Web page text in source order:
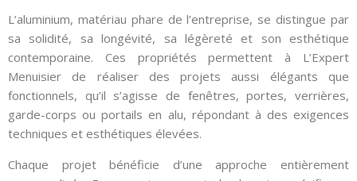
L’aluminium, matériau phare de l’entreprise, se distingue par
sa solidité, sa longévité, sa légèreté et son esthétique
contemporaine. Ces propriétés permettent à L’Expert
Menuisier de réaliser des projets aussi élégants que
fonctionnels, qu’il s’agisse de fenêtres, portes, verrières,
garde-corps ou portails en alu, répondant à des exigences
techniques et esthétiques élevées.
Chaque projet bénéficie d’une approche entièrement